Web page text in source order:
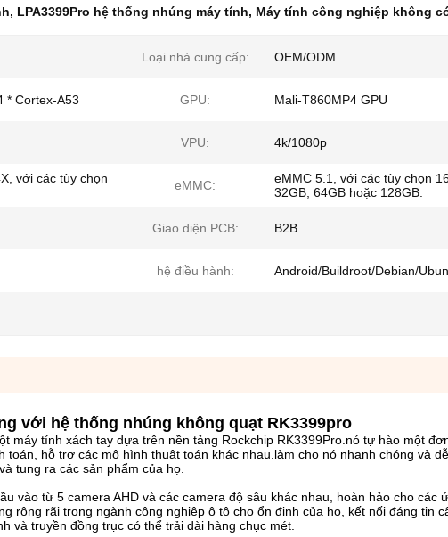
, LPA3399Pro hệ thống nhúng máy tính, Máy tính công nghiệp không
Loại nhà cung cấp: OEM/ODM
* Cortex-A53 GPU: Mali-T860MP4 GPU
VPU: 4k/1080p
với các tùy chọn
eMMC:
eMMC 5.1, với các tùy chọn
32GB, 64GB hoặc 128GB.
Giao diện PCB: B2B
hệ điều hành: Android/Buildroot/Debian/
với hệ thống nhúng không quạt RK3399pro
máy tính xách tay dựa trên nền tảng Rockchip RK3399Pro.nó tự hào một
toán, hỗ trợ các mô hình thuật toán khác nhau.làm cho nó nhanh chóng và
tung ra các sản phẩm của họ.
vào từ 5 camera AHD và các camera độ sâu khác nhau, hoàn hảo cho các
rộng rãi trong ngành công nghiệp ô tô cho ổn định của họ, kết nối đáng tin
và truyền đồng trục có thể trải dài hàng chục mét.